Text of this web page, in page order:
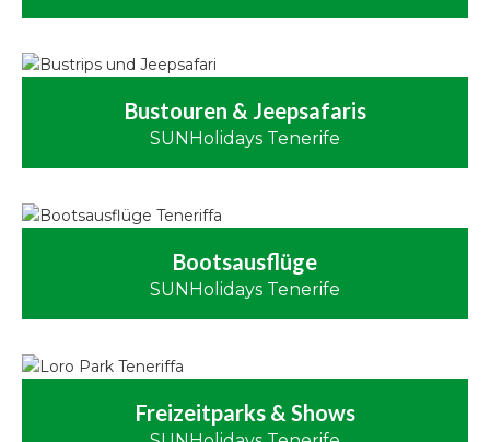
Bustouren & Jeepsafaris
SUNHolidays Tenerife
Bootsausflüge
SUNHolidays Tenerife
Freizeitparks & Shows